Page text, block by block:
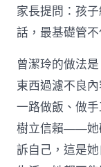
家長提問：孩
話，最基礎管
曾潔玲的做法
東西過濾不良
一路做飯、做
樹立信賴——她
訴自己，這是